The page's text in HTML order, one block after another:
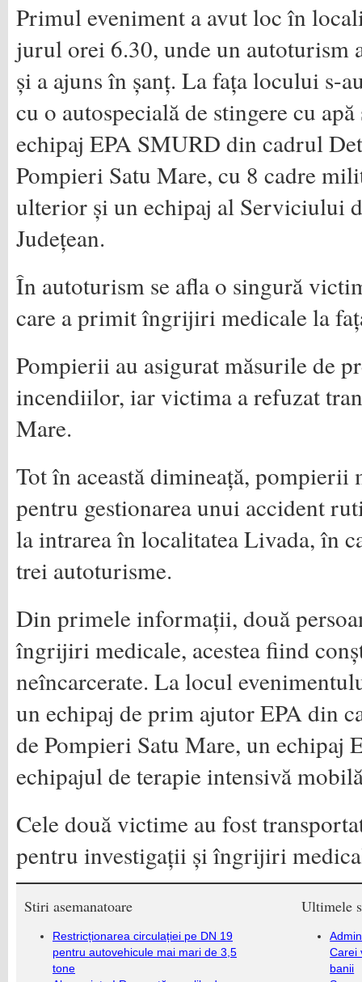
Primul eveniment a avut loc în
jurul orei 6.30, unde un autoturism
și a ajuns în șanț. La fața locului s-
cu o autospecială de stingere cu
echipaj EPA SMURD din cadrul
Pompieri Satu Mare, cu 8 cadre
ulterior și un echipaj al Serviciului
Județean.
În autoturism se afla o singură
care a primit îngrijiri medicale la
Pompierii au asigurat măsurile de
incendiilor, iar victima a refuzat
Mare.
Tot în această dimineață,
pentru gestionarea unui accident
la intrarea în localitatea Livada, în
trei autoturisme.
Din primele informații, două
îngrijiri medicale, acestea fiind
neîncarcerate. La locul
un echipaj de prim ajutor EPA din
de Pompieri Satu Mare, un echipaj
echipajul de terapie intensivă
Cele două victime au fost
pentru investigații și îngrijiri
Stiri asemanatoare
Restricționarea circulației pe DN 19
pentru autovehicule mai mari de 3,5
tone
Ultimele
Carei
banii